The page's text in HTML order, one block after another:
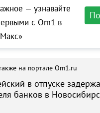
— узнавайте
с Om1 в
на портале Om1.ru
в отпуске
банков в